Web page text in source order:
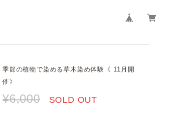
季節の植物で染める草木染め体験《 11月開
催》
¥6,000 SOLD OUT